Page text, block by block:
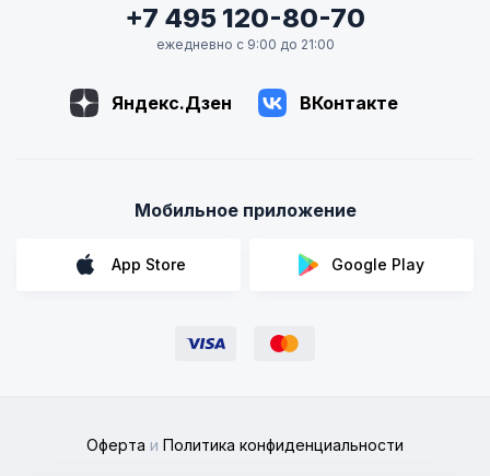
+7 495 120-80-70
ежедневно с 9:00 до 21:00
Яндекс.Дзен ВКонтакте
Мобильное приложение
App Store Google Play
Оферта и Политика конфиденциальности